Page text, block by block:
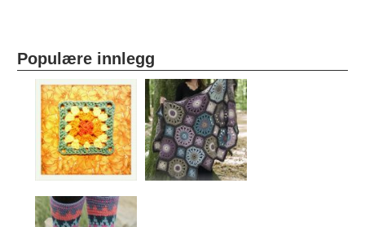
Populære innlegg